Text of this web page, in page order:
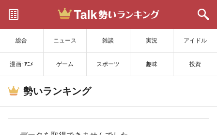
総合 ニュース 雑談 実況 アイドル
漫画･ｱﾆﾒ ゲーム スポーツ 趣味 投資
サイトを更新
勢いランキング